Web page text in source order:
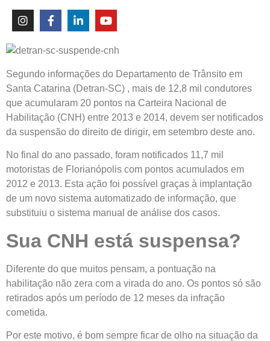
Segundo informações do Departamento de Trânsito em
Santa Catarina (Detran-SC) , mais de 12,8 mil condutores
que acumularam 20 pontos na Carteira Nacional de
Habilitação (CNH) entre 2013 e 2014, devem ser notificados
da suspensão do direito de dirigir, em setembro deste ano.
No final do ano passado, foram notificados 11,7 mil
motoristas de Florianópolis com pontos acumulados em
2012 e 2013. Esta ação foi possível graças à implantação
de um novo sistema automatizado de informação, que
substituiu o sistema manual de análise dos casos.
Sua CNH está suspensa?
Diferente do que muitos pensam, a pontuação na
habilitação não zera com a virada do ano. Os pontos só são
retirados após um período de 12 meses da infração
cometida.
Por este motivo, é bom sempre ficar de olho na situação da